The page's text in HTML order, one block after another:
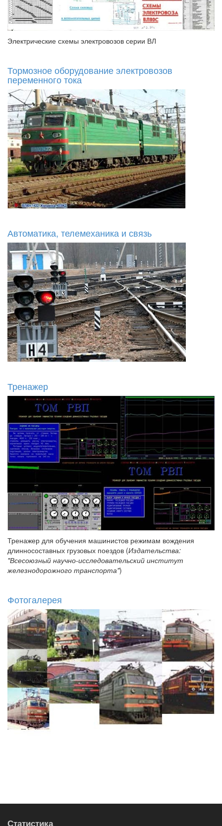
Электрические схемы электровозов серии ВЛ
Тормозное оборудование электровозов
переменного тока
Автоматика, телемеханика и связь
Тренажер
Тренажер для обучения машинистов режимам вождения
длинносоставных грузовых поездов (Издательства:
"Всесоюзный научно-исследовательский институт
железнодорожного транспорта")
Фотогалерея
Статистика